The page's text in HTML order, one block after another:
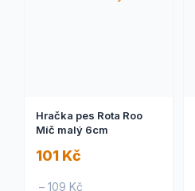
Hračka pes Rota Roo
Míč malý 6cm
101 Kč
– 109 Kč